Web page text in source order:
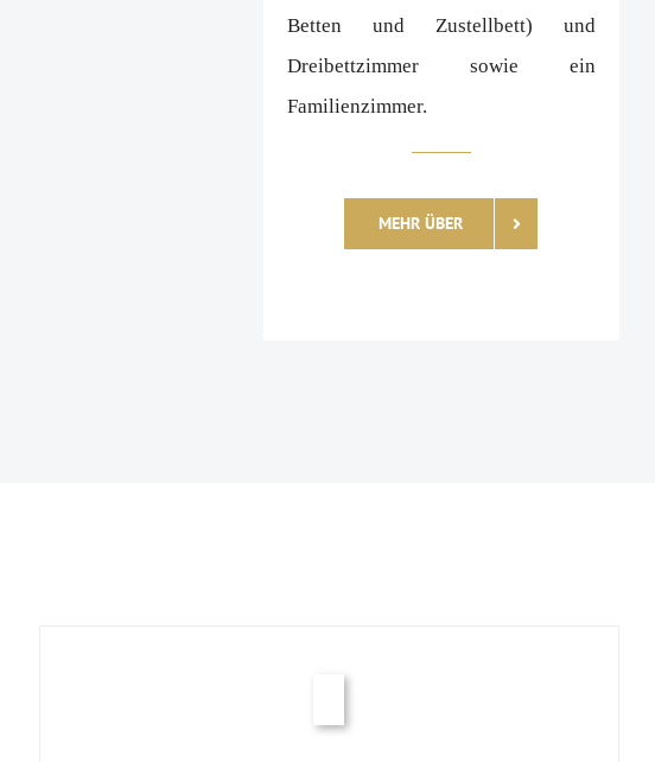
Betten und Zustellbett) und
Dreibettzimmer sowie ein
Familienzimmer.
MEHR ÜBER